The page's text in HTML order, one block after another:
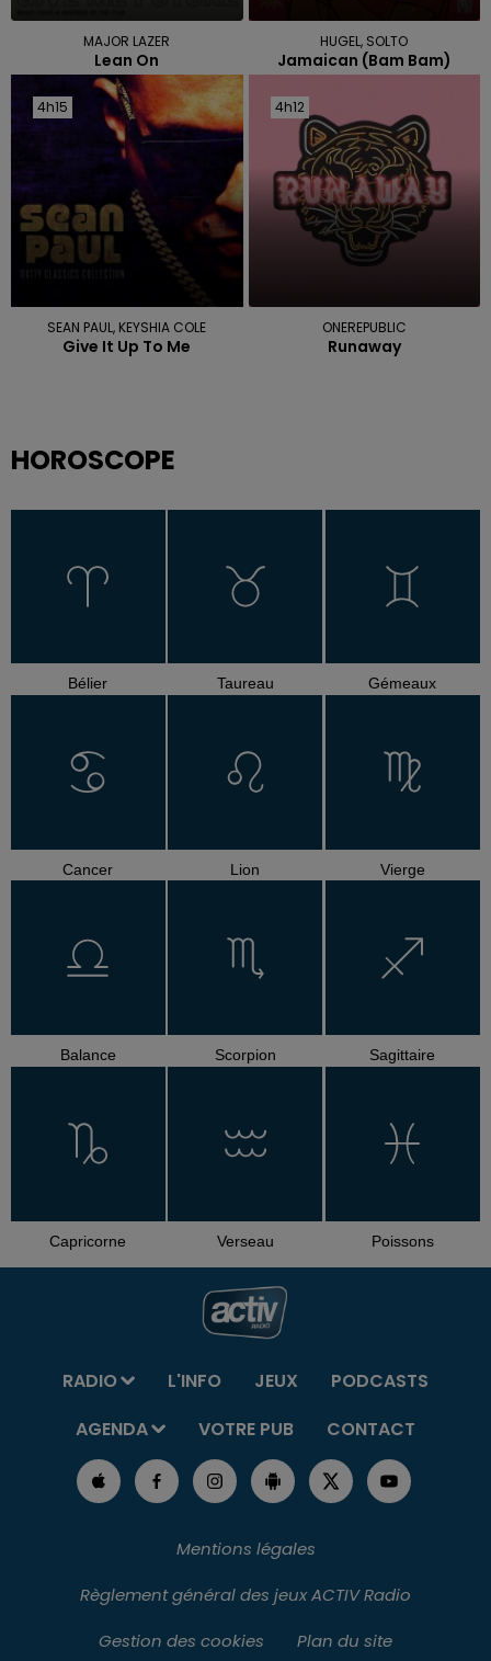
MAJOR LAZER
Lean On
HUGEL, SOLTO
Jamaican (bam Bam)
4h15
4h15
SEAN PAUL, KEYSHIA COLE
Give It Up To Me
4h12
4h12
ONEREPUBLIC
Runaway
HOROSCOPE
Bélier Taureau Gémeaux
Cancer Lion Vierge
Balance Scorpion Sagittaire
Capricorne Verseau Poissons
RADIO L'INFO JEUX
PODCASTS
AGENDA
VOTRE PUB CONTACT
Mentions légales
Règlement général des jeux ACTIV Radio
Gestion des cookies
Plan du site